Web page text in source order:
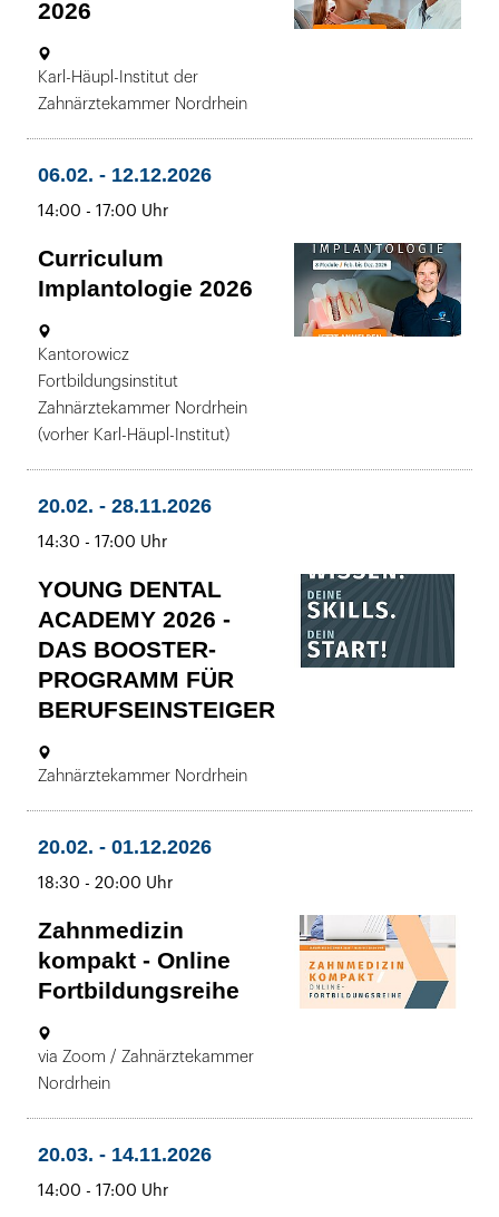
2026
30.01.
bis
-
bis
-
17:00
Ort:
Karl-Häupl-Institut der
Zahnärztekammer Nordrhein
06.02. bis
- 12.12.2026
14:00 bis
- 17:00 Uhr
Curriculum
Implantologie 2026
06.02.
bis
-
12.12.2026
14:00
Uhr
Ort:
Kantorowicz
Fortbildungsinstitut
Zahnärztekammer Nordrhein
(vorher Karl-Häupl-Institut)
20.02. bis
- 28.11.2026
14:30 bis
- 17:00 Uhr
YOUNG DENTAL
ACADEMY 2026 -
DAS BOOSTER-
PROGRAMM FÜR
BERUFSEINSTEIGER
20.02.
bis
-
28.11.2026
14:30
bis
-
Uhr
Ort:
Zahnärztekammer Nordrhein
20.02. bis
- 01.12.2026
18:30 bis
- 20:00 Uhr
Zahnmedizin
kompakt - Online
Fortbildungsreihe
20.02.
bis
-
bis
-
20:00
Ort:
via Zoom / Zahnärztekammer
Nordrhein
20.03. bis
- 14.11.2026
14:00 bis
- 17:00 Uhr